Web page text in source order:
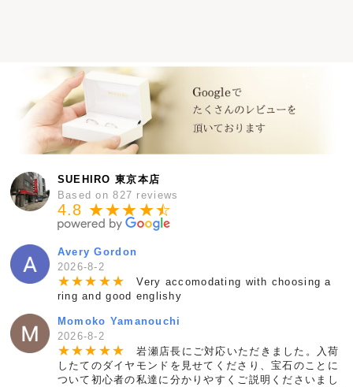
SUEHIRO 東京本店
Based on 827 reviews
4.8 ★★★★★
☆
Avery Gordon
2026-8-2
★★★ ★★
Very accomodating with choosing a
ring and good englishy
Momoko Yamanouchi
2026-8-2
★★★ ★★
岩瀬店長にご対応いただきました。入荷
したてのダイヤモンドを見せてくださり、宝石のことに
ついて初心者の私達に分かりやすくご説明くださいまし